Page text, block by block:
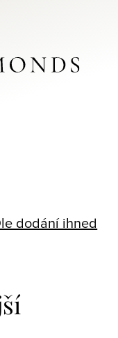
dodání ihned